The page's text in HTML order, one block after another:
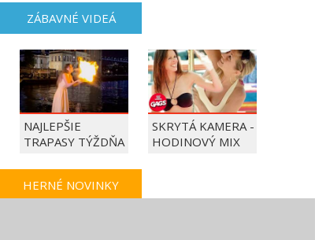
ZÁBAVNÉ VIDEÁ
NAJLEPŠIE
TRAPASY TÝŽDŇA
SKRYTÁ KAMERA -
HODINOVÝ MIX
HERNÉ NOVINKY